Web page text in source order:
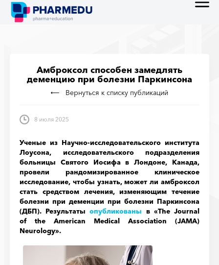
Амброксол способен замедлять
деменцию при болезни Паркинсона
Вернуться к списку публикаций
8 июля 2025
Ученые из Научно-исследовательского института
Лоусона, исследовательского подразделения
больницы Святого Иосифа в Лондоне, Канада,
провели рандомизированное клиническое
исследование, чтобы узнать, может ли амброксол
стать средством лечения, изменяющим течение
болезни при деменции при болезни Паркинсона
(ДБП). Результатыопубликованы в «The Journal
of the American Medical Association (JAMA)
Neurology».